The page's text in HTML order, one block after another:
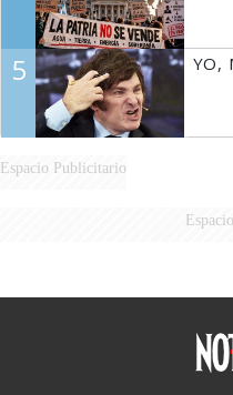
5 YO,
Espacio Publicitario